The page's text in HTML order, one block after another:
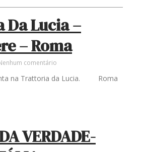
Lucia –
– Roma
comentário
na Trattoria da Lucia. Roma
VERDADE-